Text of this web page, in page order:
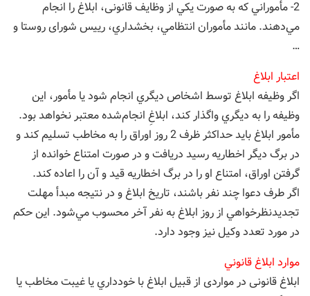
2- مأموراني كه به صورت يكي از وظايف قانونی، ابلاغ را انجام
مي‌دهند. مانند مأموران انتظامي، بخشداري، ریيس شورای روستا و
…
اعتبار ابلاغ
اگر وظيفه ابلاغ توسط اشخاص ديگري انجام شود يا مأمور، این
وظیفه را به ديگري واگذار كند، ابلاغِ انجام‌شده معتبر نخواهد بود.
مأمور ابلاغ بايد حداكثر ظرف 2 روز اوراق را به مخاطب تسلیم كند و
در برگ ديگر اخطاريه رسيد دریافت و در صورت امتناع خوانده از
گرفتن اوراق، امتناع او را در برگ اخطاريه قيد و آن را اعاده كند.
اگر طرف دعوا چند نفر باشند، تاريخ ابلاغ و در نتيجه مبدأ مهلت
تجديدنظرخواهي از روز ابلاغ به نفر آخر محسوب مي‌شود. اين حكم
در مورد تعدد وكيل نيز وجود دارد.
موارد ابلاغ قانوني
ابلاغ قانونی در مواردی از قبیل ابلاغ با خودداري يا غيبت مخاطب يا